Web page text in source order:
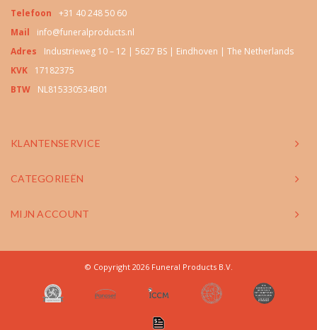
Telefoon
+31 40 248 50 60
Mail
info@funeralproducts.nl
Adres
Industrieweg 10 – 12 | 5627 BS | Eindhoven | The Netherlands
KVK
17182375
BTW
NL815330534B01
KLANTENSERVICE
CATEGORIEËN
MIJN ACCOUNT
© Copyright 2026 Funeral Products B.V.